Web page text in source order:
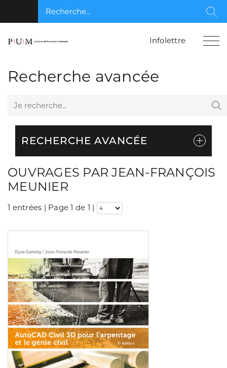
Recherche...
Infolettre
Recherche avancée
Je recherche...
RECHERCHE AVANCÉE
OUVRAGES PAR JEAN-FRANÇOIS
MEUNIER
1 entrées | Page 1 de 1 |